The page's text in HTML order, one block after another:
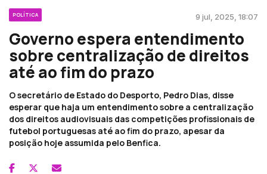
POLÍTICA 9 jul, 2025, 18:07
Governo espera entendimento
sobre centralização de direitos
até ao fim do prazo
O secretário de Estado do Desporto, Pedro Dias, disse
esperar que haja um entendimento sobre a centralização
dos direitos audiovisuais das competições profissionais de
futebol portuguesas até ao fim do prazo, apesar da
posição hoje assumida pelo Benfica.